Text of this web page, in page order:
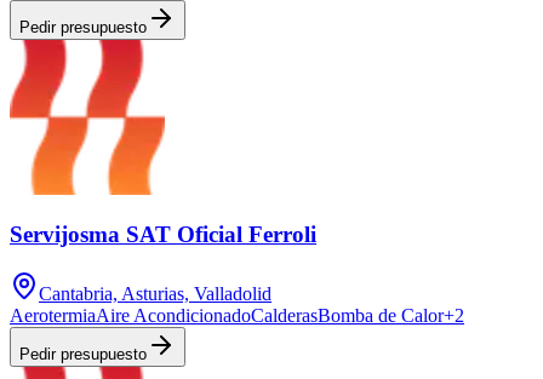
Pedir presupuesto
Servijosma SAT Oficial Ferroli
Cantabria, Asturias, Valladolid
AerotermiaAire AcondicionadoCalderasBomba de Calor+2
Pedir presupuesto